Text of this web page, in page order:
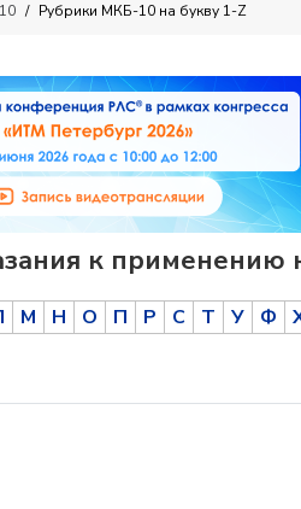
Рубрики МКБ-10 на букву 1-Z
к применению
М Н О П Р С Т У Ф